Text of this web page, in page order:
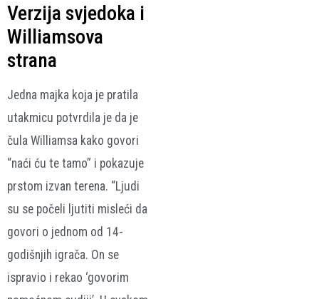
Verzija svjedoka i
Williamsova
strana
Jedna majka koja je pratila
utakmicu potvrdila je da je
čula Williamsa kako govori
“naći ću te tamo” i pokazuje
prstom izvan terena. “Ljudi
su se počeli ljutiti misleći da
govori o jednom od 14-
godišnjih igrača. On se
ispravio i rekao ‘govorim